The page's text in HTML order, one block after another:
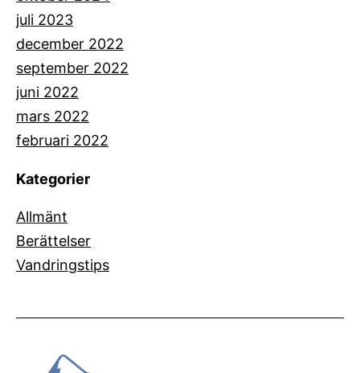
juli 2023
december 2022
september 2022
juni 2022
mars 2022
februari 2022
Kategorier
Allmänt
Berättelser
Vandringstips